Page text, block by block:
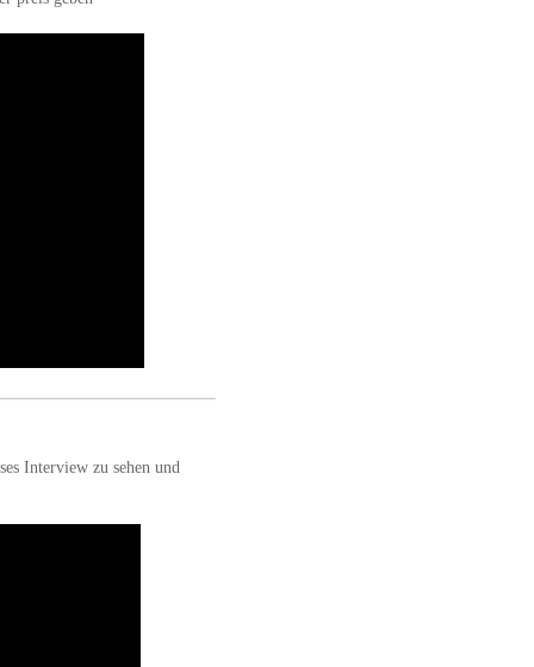
Interview zu sehen und